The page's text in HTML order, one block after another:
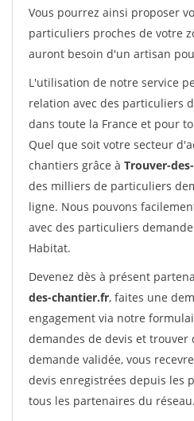
Vous pourrez ainsi proposer
particuliers proches de votre
auront besoin d'un artisan
L'utilisation de notre service
relation avec des particuliers
dans toute la France et pour
Quel que soit votre secteur
chantiers grâce à Trouver-
des milliers de particuliers
ligne. Nous pouvons
avec des particuliers
Habitat.
Devenez dès à présent
des-chantier.fr, faites une
engagement via notre
demandes de devis et trouver
demande validée, vous
devis enregistrées depuis les
tous les partenaires du réseau.